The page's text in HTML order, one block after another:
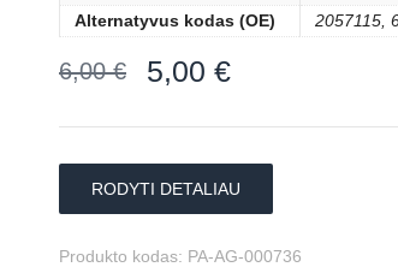
Alternatyvus kodas (OE)
2057115,
6,00€ 5,00 €
RODYTI DETALIAU
Produkto kodas: PA-AG-000736